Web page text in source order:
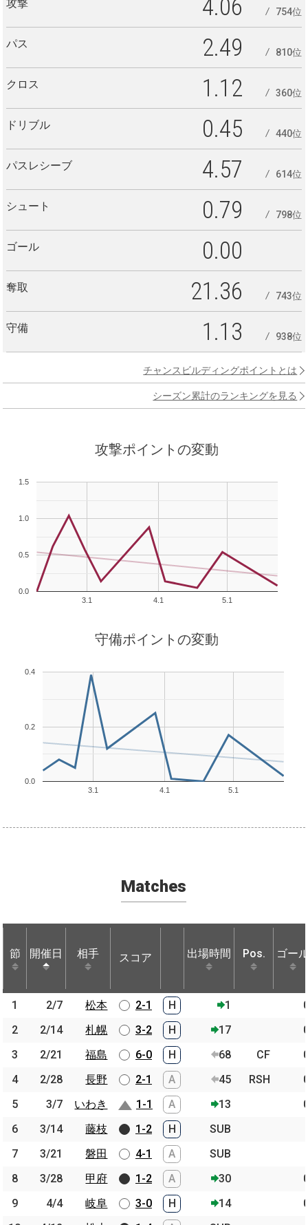
攻撃 4.06 754位
パス 2.49 810位
クロス 1.12 360位
ドリブル 0.45 440位
パスレシーブ 4.57 614位
シュート 0.79 798位
ゴール 0.00
奪取 21.36 743位
守備 1.13 938位
チャンスビルディングポイントとは
シーズン累計のランキングを見る
攻撃ポイントの変動
3.1 4.1 5.1
0.0
0.5
1.0
1.5
守備ポイントの変動
3.1 4.1 5.1
0.0
0.2
0.4
Matches
節 開催日 相手 スコア 出場時間 Pos. ゴー
節 開催日 相手 スコア 出場時間 ゴー
1 2/7 松本 2-1 H 1
2
2/14 札幌 3-2 H 17
3
2/21 福島 6-0 H 68 CF
4
2/28 長野 2-1 A 45 RSH
5
3/7 いわき 1-1 A 13
6
3/14 藤枝 1-2 H
SUB
7
3/21 磐田 4-1 A
SUB
8
3/28 甲府 1-2 A 30
9
4/4 岐阜 3-0 H 14
節 開催日 相手
1 2/7
松本
2
2/14
札幌
3
2/21
福島
4
2/28
長野
5
3/7
いわき
6
3/14
藤枝
7
3/21
磐田
8
3/28
甲府
9
4/4
岐阜